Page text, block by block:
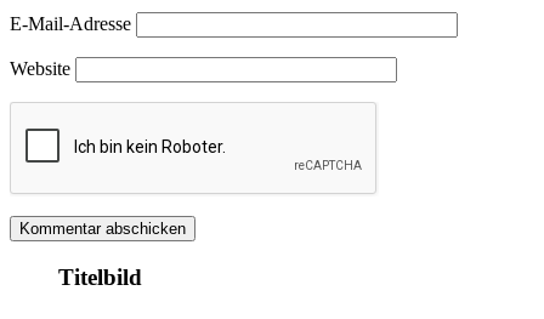
E-Mail-Adresse
Website
Titelbild